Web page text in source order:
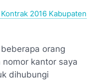
2016 Kabupaten
orang
kantor saya
dihubungi